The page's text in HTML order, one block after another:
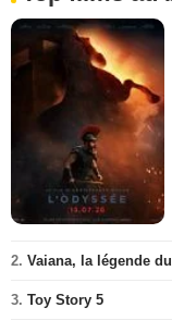
2. Vaiana, la légende
3. Toy Story 5